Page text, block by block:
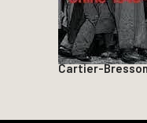
Cartier-